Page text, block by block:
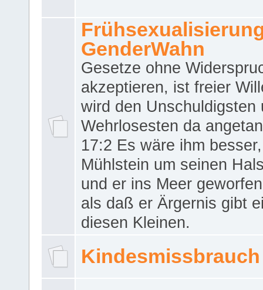
GenderWahn
Gesetze ohne
akzeptieren, ist freier
wird den Unschuldigsten
Wehrlosesten da
17:2 Es wäre ihm
Mühlstein um seinen
und er ins Meer
als daß er Ärgernis gibt
diesen Kleinen.
Kindesmissbrauch